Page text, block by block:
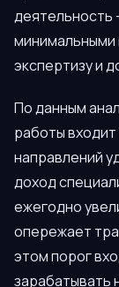
деятельность
минимальными
экспертизу и
По данным
работы
направлений
доход
ежегодно
опережает
этом порог
зарабатывать